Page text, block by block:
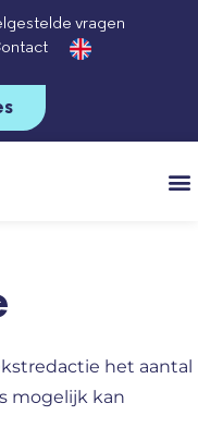
vragen
het aantal
mogelijk kan